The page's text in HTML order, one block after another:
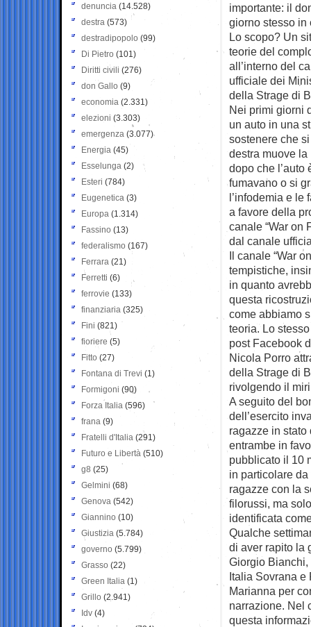
importante: il
giorno stesso in
Lo scopo? Un
teorie del
all’interno del
ufficiale dei
della Strage di
Nei primi giorni
un auto in una
sostenere che
destra muove
dopo che l’auto
fumavano o si
l’infodemia e le
a favore della
canale “War on
dal canale
Il canale “War
tempistiche,
in quanto
questa
come abbiamo
teoria. Lo
post Facebook
Nicola Porro
della Strage di
rivolgendo il
A seguito del
dell’esercito
ragazze in
entrambe in
pubblicato il 10
in particolare
ragazze con la
filorussi, ma
identificata
Qualche
di aver rapito la
Giorgio
Italia Sovrana e
Marianna per
narrazione. Nel
questa
denuncia (14.528)
destra (573)
destradipopolo (99)
Di Pietro (101)
Diritti civili (276)
don Gallo (9)
economia (2.331)
elezioni (3.303)
emergenza (3.077)
Energia (45)
Esselunga (2)
Esteri (784)
Eugenetica (3)
Europa (1.314)
Fassino (13)
federalismo (167)
Ferrara (21)
Ferretti (6)
ferrovie (133)
finanziaria (325)
Fini (821)
fioriere (5)
Fitto (27)
Fontana di Trevi (1)
Formigoni (90)
Forza Italia (596)
frana (9)
Fratelli d'Italia (291)
Futuro e Libertà (510)
g8 (25)
Gelmini (68)
Genova (542)
Giannino (10)
Giustizia (5.784)
governo (5.799)
Grasso (22)
Green Italia (1)
Grillo (2.941)
Idv (4)